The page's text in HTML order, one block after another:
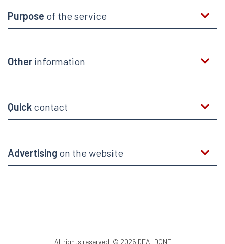
Purpose of the service
Other information
Quick contact
Advertising on the website
All rights reserved. © 2026 DEALDONE